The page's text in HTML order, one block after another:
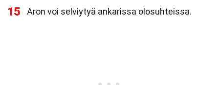
15 Aron voi selviytyä ankarissa olosuhteissa.